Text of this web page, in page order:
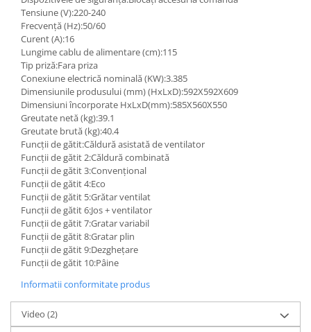
Tensiune (V):220-240
Frecvență (Hz):50/60
Curent (A):16
Lungime cablu de alimentare (cm):115
Tip priză:Fara priza
Conexiune electrică nominală (KW):3.385
Dimensiunile produsului (mm) (HxLxD):592X592X609
Dimensiuni încorporate HxLxD(mm):585X560X550
Greutate netă (kg):39.1
Greutate brută (kg):40.4
Funcții de gătit:Căldură asistată de ventilator
Funcții de gătit 2:Căldură combinată
Funcții de gătit 3:Convenţional
Funcții de gătit 4:Eco
Funcții de gătit 5:Grătar ventilat
Funcții de gătit 6:Jos + ventilator
Funcții de gătit 7:Gratar variabil
Funcții de gătit 8:Gratar plin
Funcții de gătit 9:Dezghețare
Funcții de gătit 10:Pâine
Informatii conformitate produs
Video (2)